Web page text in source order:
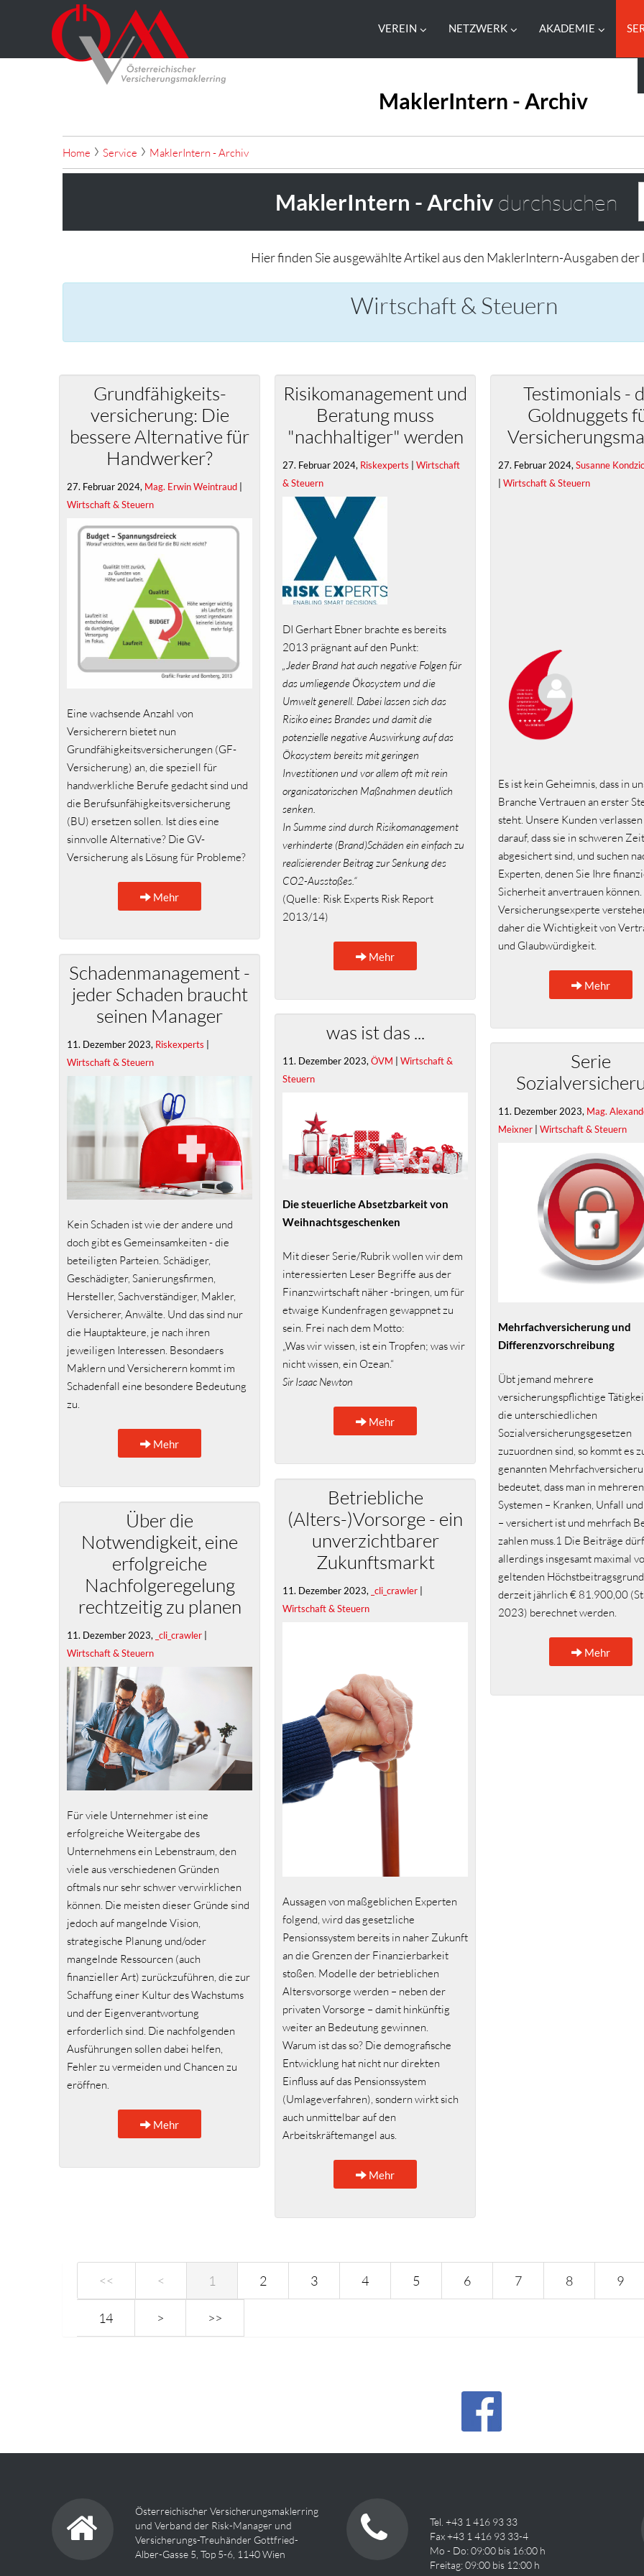
VEREIN NETZWERK AKADEMIE
MaklerIntern - Archiv
Home Service MaklerIntern - Archiv
MaklerIntern - Archivdurchsuchen
Hier finden Sie ausgewählte Artikel aus den MaklerIntern-Ausgaben der
Wirtschaft & Steuern
Grundfähigkeits-
versicherung: Die
bessere Alternative für
Handwerker?
27. Februar 2024, Mag. Erwin Weintraud
Wirtschaft & Steuern
Eine wachsende Anzahl von
Versicherern bietet nun
Grundfähigkeitsversicherungen (GF-
Versicherung) an, die speziell für
handwerkliche Berufe gedacht sind und
die Berufsunfähigkeitsversicherung
(BU) ersetzen sollen. Ist dies eine
sinnvolle Alternative? Die GV-
Versicherung als Lösung für Probleme?
Mehr
Risikomanagement und
Beratung muss
"nachhaltiger" werden
27. Februar 2024, Riskexperts
Wirtschaft
& Steuern
DI Gerhart Ebner brachte es bereits
2013 prägnant auf den Punkt:
„Jeder Brand hat auch negative Folgen für
das umliegende Ökosystem und die
Umwelt generell. Dabei lassen sich das
Risiko eines Brandes und damit die
potenzielle negative Auswirkung auf das
Ökosystem bereits mit geringen
Investitionen und vor allem oft mit rein
organisatorischen Maßnahmen deutlich
senken.
In Summe sind durch Risikomanagement
verhinderte (Brand)Schäden ein einfach zu
realisierender Beitrag zur Senkung des
CO2-Ausstoßes.“
(Quelle: Risk Experts Risk Report
2013/14)
Mehr
Testimonials -
Goldnuggets
27. Februar 2024, Susanne
Wirtschaft & Steuern
Es ist kein Geheimnis, dass in
Branche Vertrauen an erster
steht. Unsere Kunden
darauf, dass sie in schweren
abgesichert sind, und suchen
Experten, denen Sie Ihre
Sicherheit anvertrauen können.
Versicherungsexperte
daher die Wichtigkeit von
und Glaubwürdigkeit.
Mehr
Schadenmanagement -
jeder Schaden braucht
seinen Manager
11. Dezember 2023, Riskexperts
Wirtschaft & Steuern
Kein Schaden ist wie der andere und
doch gibt es Gemeinsamkeiten - die
beteiligten Parteien. Schädiger,
Geschädigter, Sanierungsfirmen,
Hersteller, Sachverständiger, Makler,
Versicherer, Anwälte. Und das sind nur
die Hauptakteure, je nach ihren
jeweiligen Interessen. Besondaers
Maklern und Versicherern kommt im
Schadenfall eine besondere Bedeutung
zu.
Mehr
was ist das ...
11. Dezember 2023, ÖVM
Wirtschaft &
Steuern
Die steuerliche Absetzbarkeit von
Weihnachtsgeschenken
Mit dieser Serie/Rubrik wollen wir dem
interessierten Leser Begriffe aus der
Finanzwirtschaft näher -bringen, um für
etwaige Kundenfragen gewappnet zu
sein. Frei nach dem Motto:
„Was wir wissen, ist ein Tropfen; was wir
nicht wissen, ein Ozean.“
Sir Isaac Newton
Mehr
Serie
11. Dezember 2023, Mag.
Meixner
Wirtschaft & Steuern
Mehrfachversicherung und
Differenzvorschreibung
Übt jemand mehrere
versicherungspflichtige
die unterschiedlichen
Sozialversicherungsgesetzen
zuzuordnen sind, so kommt es
genannten
bedeutet, dass man in mehreren
Systemen – Kranken, Unfall
– versichert ist und mehrfach
zahlen muss.1 Die Beiträge
allerdings insgesamt maximal
geltenden
derzeit jährlich € 81.900,00
2023) berechnet werden.
Mehr
Betriebliche
(Alters-)Vorsorge - ein
unverzichtbarer
Zukunftsmarkt
11. Dezember 2023, _cli_crawler
Wirtschaft & Steuern
Aussagen von maßgeblichen Experten
folgend, wird das gesetzliche
Pensionssystem bereits in naher Zukunft
an die Grenzen der Finanzierbarkeit
stoßen. Modelle der betrieblichen
Altersvorsorge werden – neben der
privaten Vorsorge – damit hinkünftig
weiter an Bedeutung gewinnen.
Warum ist das so? Die demografische
Entwicklung hat nicht nur direkten
Einfluss auf das Pensionssystem
(Umlageverfahren), sondern wirkt sich
auch unmittelbar auf den
Arbeitskräftemangel aus.
Mehr
Über die
Notwendigkeit, eine
erfolgreiche
Nachfolgeregelung
rechtzeitig zu planen
11. Dezember 2023, _cli_crawler
Wirtschaft & Steuern
Für viele Unternehmer ist eine
erfolgreiche Weitergabe des
Unternehmens ein Lebenstraum, den
viele aus verschiedenen Gründen
oftmals nur sehr schwer verwirklichen
können. Die meisten dieser Gründe sind
jedoch auf mangelnde Vision,
strategische Planung und/oder
mangelnde Ressourcen (auch
finanzieller Art) zurückzuführen, die zur
Schaffung einer Kultur des Wachstums
und der Eigenverantwortung
erforderlich sind. Die nachfolgenden
Ausführungen sollen dabei helfen,
Fehler zu vermeiden und Chancen zu
eröffnen.
Mehr
<< < 1 2 3 4 5 6 7 8 9
14 > >>
Österreichischer Versicherungsmaklerring
und Verband der Risk-Manager und
Versicherungs-Treuhänder Gottfried-
Alber-Gasse 5, Top 5-6, 1140 Wien
Tel. +43 1 416 93 33
Fax +43 1 416 93 33-4
Mo - Do: 09:00 bis 16:00 h
Freitag: 09:00 bis 12:00 h